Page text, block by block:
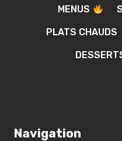
MENUS
PLATS CHAUDS
Navigation